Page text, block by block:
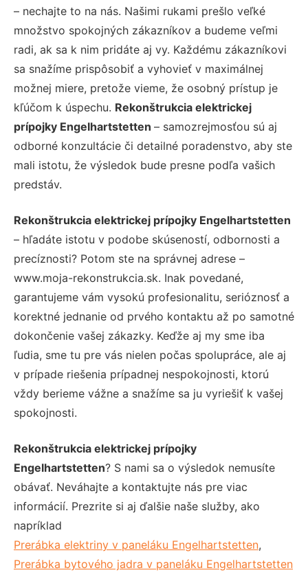
– nechajte to na nás. Našimi rukami prešlo veľké
množstvo spokojných zákazníkov a budeme veľmi
radi, ak sa k nim pridáte aj vy. Každému zákazníkovi
sa snažíme prispôsobiť a vyhovieť v maximálnej
možnej miere, pretože vieme, že osobný prístup je
kľúčom k úspechu. Rekonštrukcia elektrickej
prípojky Engelhartstetten – samozrejmosťou sú aj
odborné konzultácie či detailné poradenstvo, aby ste
mali istotu, že výsledok bude presne podľa vašich
predstáv.
Rekonštrukcia elektrickej prípojky Engelhartstetten
– hľadáte istotu v podobe skúseností, odbornosti a
precíznosti? Potom ste na správnej adrese –
www.moja-rekonstrukcia.sk. Inak povedané,
garantujeme vám vysokú profesionalitu, serióznosť a
korektné jednanie od prvého kontaktu až po samotné
dokončenie vašej zákazky. Keďže aj my sme iba
ľudia, sme tu pre vás nielen počas spolupráce, ale aj
v prípade riešenia prípadnej nespokojnosti, ktorú
vždy berieme vážne a snažíme sa ju vyriešiť k vašej
spokojnosti.
Rekonštrukcia elektrickej prípojky
Engelhartstetten? S nami sa o výsledok nemusíte
obávať. Neváhajte a kontaktujte nás pre viac
informácií. Prezrite si aj ďalšie naše služby, ako
napríklad
Prerábka elektriny v paneláku Engelhartstetten,
Prerábka bytového jadra v paneláku Engelhartstetten